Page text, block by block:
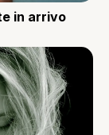
in arrivo